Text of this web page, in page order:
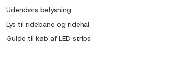
Udendørs belysning
Lys til ridebane og ridehal
Guide til køb af LED strips